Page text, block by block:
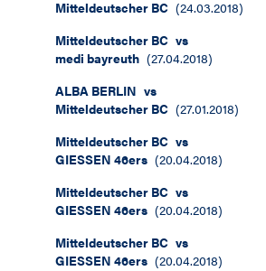
Mitteldeutscher BC (24.03.2018)
Mitteldeutscher BC vs
medi bayreuth (27.04.2018)
ALBA BERLIN vs
Mitteldeutscher BC (27.01.2018)
Mitteldeutscher BC vs
GIESSEN 46ers (20.04.2018)
Mitteldeutscher BC vs
GIESSEN 46ers (20.04.2018)
Mitteldeutscher BC vs
GIESSEN 46ers (20.04.2018)